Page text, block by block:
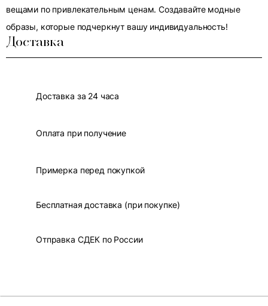
вещами по привлекательным ценам. Создавайте модные
образы, которые подчеркнут вашу индивидуальность!
Доставка
Доставка за 24 часа
Оплата при получение
Примерка перед покупкой
Бесплатная доставка (при покупке)
Отправка СДЕК по России